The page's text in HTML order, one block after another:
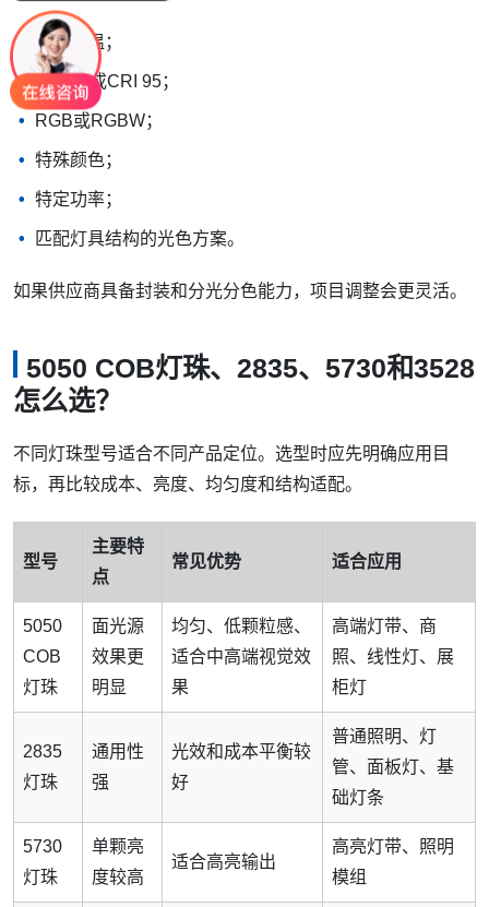
特定色温；
CRI 90或CRI 95；
RGB或RGBW；
特殊颜色；
特定功率；
匹配灯具结构的光色方案。
如果供应商具备封装和分光分色能力，项目调整会更灵活。
5050 COB灯珠、2835、5730和3528
怎么选？
不同灯珠型号适合不同产品定位。选型时应先明确应用目
标，再比较成本、亮度、均匀度和结构适配。
型号
主要特
点
常见优势 适合应用
5050
COB
灯珠
面光源
效果更
明显
均匀、低颗粒感、
适合中高端视觉效
果
高端灯带、商
照、线性灯、展
柜灯
2835
灯珠
通用性
强
光效和成本平衡较
好
普通照明、灯
管、面板灯、基
础灯条
5730
灯珠
单颗亮
度较高
适合高亮输出
高亮灯带、照明
模组